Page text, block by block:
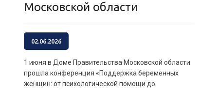
Московской области
02.06.2026
1 июня в Доме Правительства Московской области
прошла конференция «Поддержка беременных
женщин: от психологической помощи до